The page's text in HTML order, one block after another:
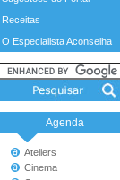
Receitas
O Especialista Aconselha
Agenda
Ateliers
Cinema